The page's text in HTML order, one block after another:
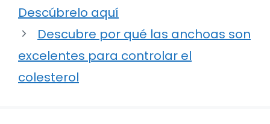
Descúbrelo aquí
Descubre por qué las anchoas son
excelentes para controlar el
colesterol